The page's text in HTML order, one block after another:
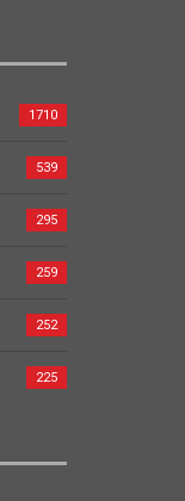
1710
539
295
259
252
225